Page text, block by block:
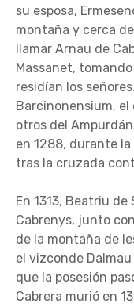
su esposa,
montaña y cerca
llamar Arnau de
Massanet,
residían los
Barcinonensium, el
otros del
en 1288, durante
tras la cruzada
En 1313, Beatriu
Cabrenys, junto
de la montaña de
el vizconde
que la posesión
Cabrera murió en